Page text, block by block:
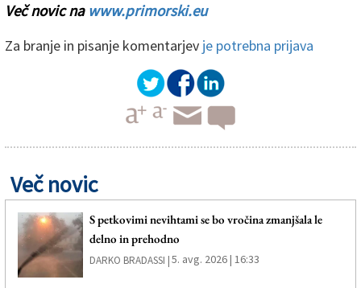
Več novic na www.primorski.eu
Za branje in pisanje komentarjev je potrebna prijava
Več novic
S petkovimi nevihtami se bo vročina zmanjšala le
delno in prehodno
DARKO BRADASSI |5. avg. 2026 | 16:33